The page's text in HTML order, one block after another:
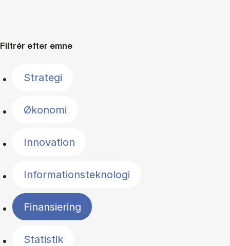
Filtrér efter emne
Strategi
Økonomi
Innovation
Informationsteknologi
Finansiering
Statistik